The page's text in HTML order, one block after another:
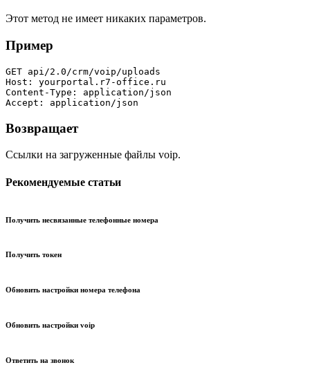
Этот метод не имеет никаких параметров.
Пример
GET api/2.0/crm/voip/uploads
Host: yourportal.r7-office.ru
Content-Type: application/json
Accept: application/json
Возвращает
Ссылки на загруженные файлы voip.
Рекомендуемые статьи
Получить несвязанные телефонные номера
Получить токен
Обновить настройки номера телефона
Обновить настройки voip
Ответить на звонок